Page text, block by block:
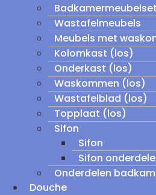
Badkamermeubelset
Wastafelmeubels
Meubels met
Kolomkast (los)
Onderkast (los)
Waskommen (los)
Wastafelblad (los)
Topplaat (los)
Sifon
Sifon
Sifon
Onderdelen
Douche